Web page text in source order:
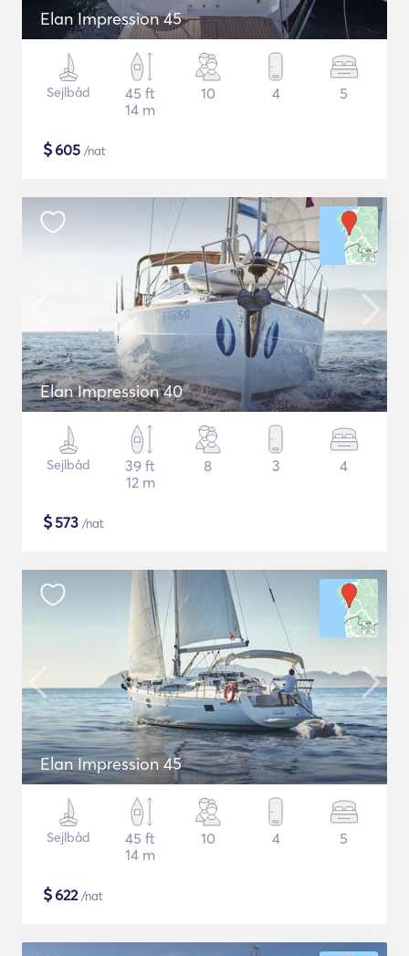
Elan Impression 45
Sejlbåd
45 ft
14 m
10 4 5
$605 /nat
Elan Impression 40
Sejlbåd
39 ft
12 m
8 3 4
$573 /nat
Elan Impression 45
Sejlbåd
45 ft
14 m
10 4 5
$622/nat